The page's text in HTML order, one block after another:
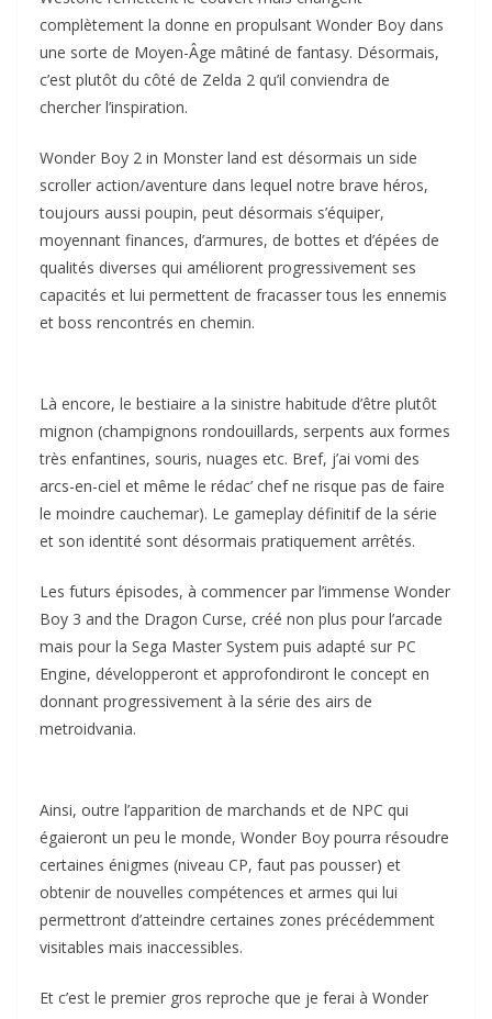
complètement la donne en propulsant Wonder Boy dans
une sorte de Moyen-Âge mâtiné de fantasy. Désormais,
c’est plutôt du côté de Zelda 2 qu’il conviendra de
chercher l’inspiration.
Wonder Boy 2 in Monster land est désormais un side
scroller action/aventure dans lequel notre brave héros,
toujours aussi poupin, peut désormais s’équiper,
moyennant finances, d’armures, de bottes et d’épées de
qualités diverses qui améliorent progressivement ses
capacités et lui permettent de fracasser tous les ennemis
et boss rencontrés en chemin.
Là encore, le bestiaire a la sinistre habitude d’être plutôt
mignon (champignons rondouillards, serpents aux formes
très enfantines, souris, nuages etc. Bref, j’ai vomi des
arcs-en-ciel et même le rédac’ chef ne risque pas de faire
le moindre cauchemar). Le gameplay définitif de la série
et son identité sont désormais pratiquement arrêtés.
Les futurs épisodes, à commencer par l’immense Wonder
Boy 3 and the Dragon Curse, créé non plus pour l’arcade
mais pour la Sega Master System puis adapté sur PC
Engine, développeront et approfondiront le concept en
donnant progressivement à la série des airs de
metroidvania.
Ainsi, outre l’apparition de marchands et de NPC qui
égaieront un peu le monde, Wonder Boy pourra résoudre
certaines énigmes (niveau CP, faut pas pousser) et
obtenir de nouvelles compétences et armes qui lui
permettront d’atteindre certaines zones précédemment
visitables mais inaccessibles.
Et c’est le premier gros reproche que je ferai à Wonder